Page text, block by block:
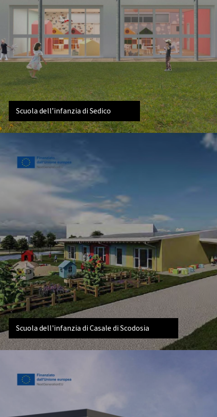
Scuola dell’infanzia di Sedico
Scuola dell'infanzia di Casale di Scodosia